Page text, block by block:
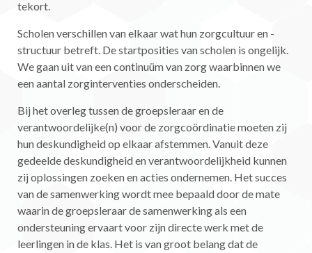
tekort.
Scholen verschillen van elkaar wat hun zorgcultuur en -
structuur betreft. De startposities van scholen is ongelijk.
We gaan uit van een continuüm van zorg waarbinnen we
een aantal zorginterventies onderscheiden.
Bij het overleg tussen de groepsleraar en de
verantwoordelijke(n) voor de zorgcoördinatie moeten zij
hun deskundigheid op elkaar afstemmen. Vanuit deze
gedeelde deskundigheid en verantwoordelijkheid kunnen
zij oplossingen zoeken en acties ondernemen. Het succes
van de samenwerking wordt mee bepaald door de mate
waarin de groepsleraar de samenwerking als een
ondersteuning ervaart voor zijn directe werk met de
leerlingen in de klas. Het is van groot belang dat de